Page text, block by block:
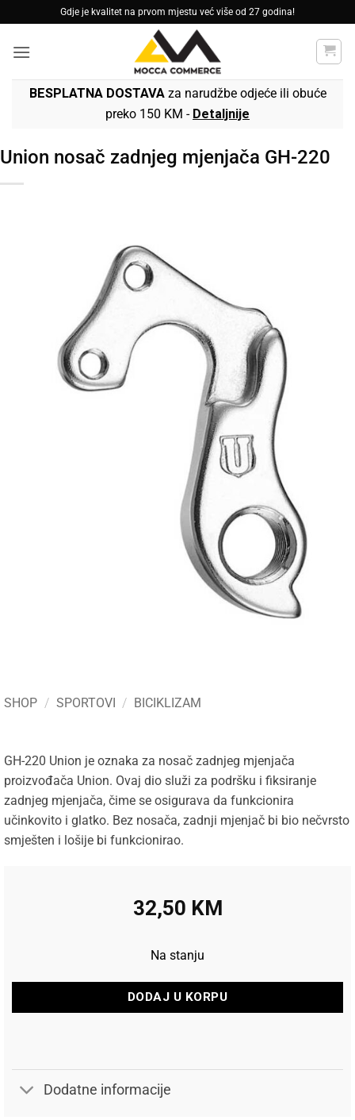
to
content
Gdje je kvalitet na prvom mjestu već više od 27 godina!
BESPLATNA DOSTAVAza narudžbe odjeće ili obuće
preko 150 KM - Detaljnije
Union nosač zadnjeg mjenjača GH-220
SHOP / SPORTOVI / BICIKLIZAM
GH-220 Union je oznaka za nosač zadnjeg mjenjača
proizvođača Union. Ovaj dio služi za podršku i fiksiranje
zadnjeg mjenjača, čime se osigurava da funkcionira
učinkovito i glatko. Bez nosača, zadnji mjenjač bi bio nečvrsto
smješten i lošije bi funkcionirao.
32,50 KM
Na stanju
DODAJ U KORPU
Dodatne informacije